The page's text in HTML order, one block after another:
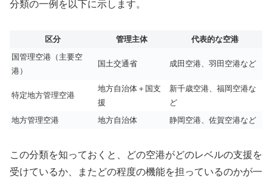
分類の一例を以下に示します。
区分 管理主体
代表的な空港
国管理空港（主要空
港）
国土交通省 成田空港、羽田空港など
特定地方管理空港
地方自治体＋国支
援
新千歳空港、福岡空港な
ど
地方管理空港
地方自治体 静岡空港、佐賀空港など
この分類を知っておくと、どの空港がどのレベルの支援を
受けているか、またどの程度の機能を担っているのかが一